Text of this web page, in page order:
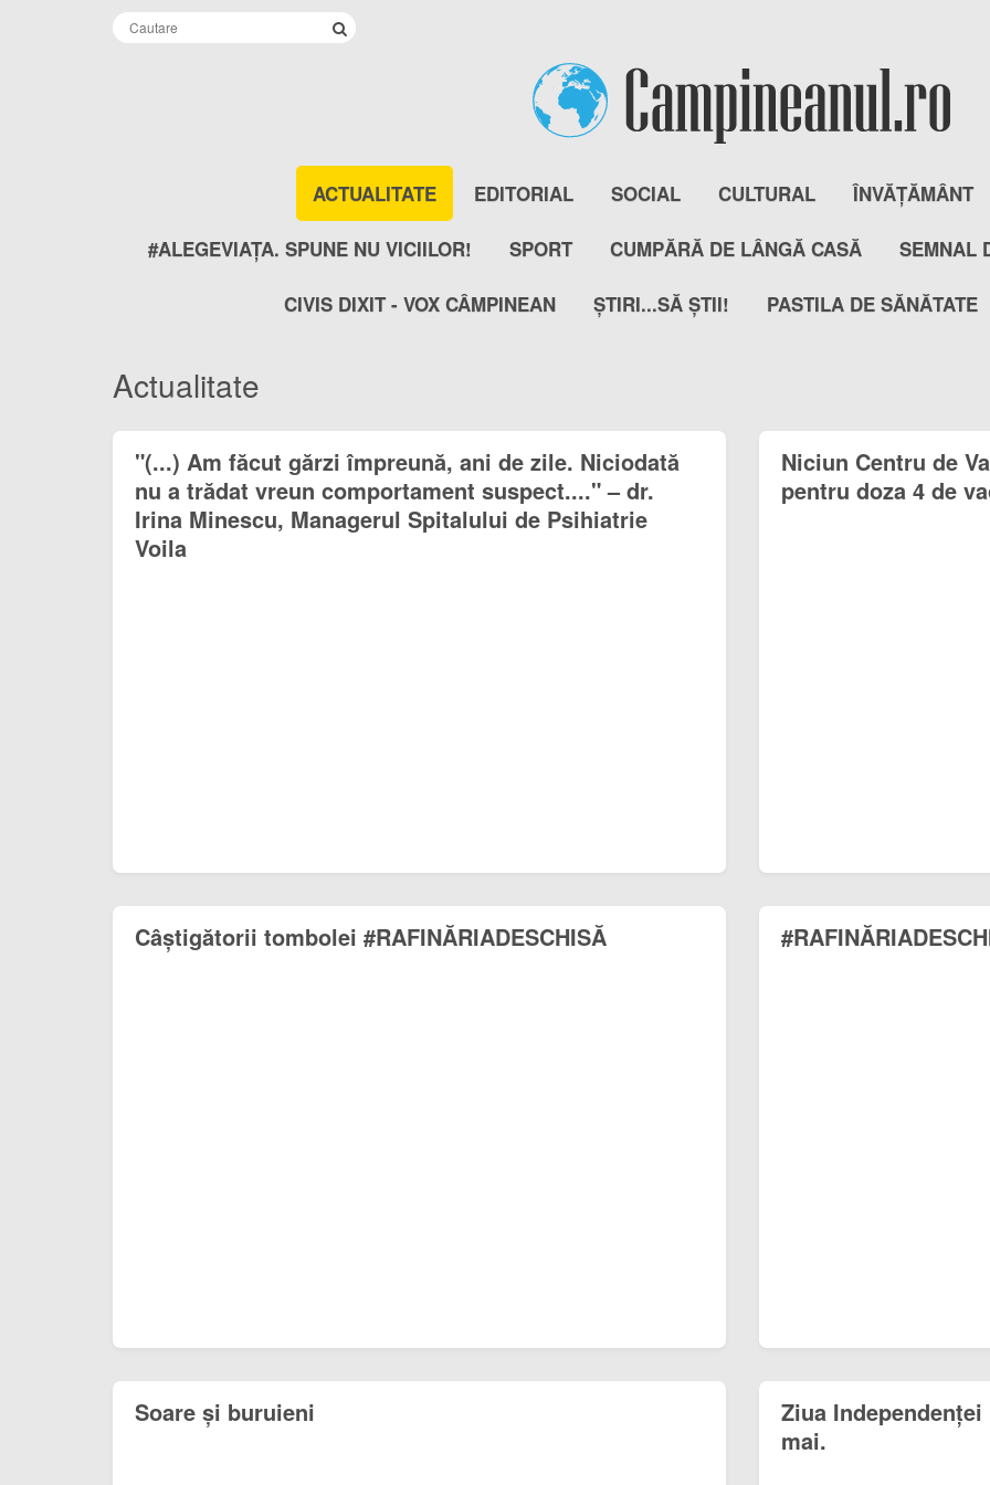
ACTUALITATE EDITORIAL SOCIAL CULTURAL ÎNVĂȚĂMÂNT
#ALEGEVIAȚA. SPUNE NU VICIILOR! SPORT CUMPĂRĂ DE LÂNGĂ CASĂ SEMNAL
CIVIS DIXIT - VOX CÂMPINEAN ȘTIRI...SĂ ȘTII! PASTILA DE SĂNĂTATE
Actualitate
"(...) Am făcut gărzi împreună, ani de zile. Niciodată
nu a trădat vreun comportament suspect...." – dr.
Irina Minescu, Managerul Spitalului de Psihiatrie
Voila
Câștigătorii tombolei #RAFINĂRIADESCHISĂ
Soare și buruieni
Niciun Centru de
pentru doza 4 de
Ziua
mai.